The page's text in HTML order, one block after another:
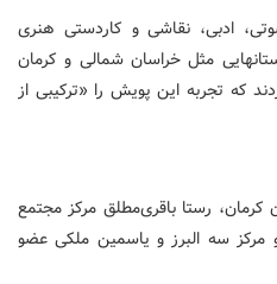
ادبی، نقاشی و کاردستی هنری
مثل خراسان شمالی و کرمان
که تجربه این پویش را «ترکیبی از
کرمان، رستا باقری‌مطلق مرکز مجتمع
مرکز سه البرز و یاسمین ملکی عضو